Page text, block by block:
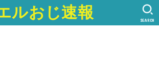
ルおじ速報 SEARCH